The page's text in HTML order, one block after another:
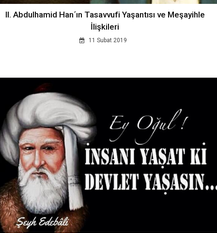
II. Abdulhamid Han´ın Tasavvufi Yaşantısı ve Meşayihle
İlişkileri
11 Subat 2019